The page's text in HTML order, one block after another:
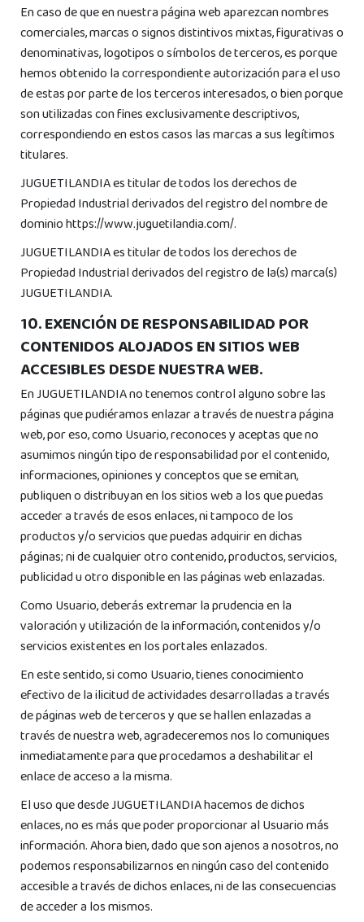
En caso de que en nuestra página web aparezcan nombres
comerciales, marcas o signos distintivos mixtas, figurativas o
denominativas, logotipos o símbolos de terceros, es porque
hemos obtenido la correspondiente autorización para el uso
de estas por parte de los terceros interesados, o bien porque
son utilizadas con fines exclusivamente descriptivos,
correspondiendo en estos casos las marcas a sus legítimos
titulares.
JUGUETILANDIA es titular de todos los derechos de
Propiedad Industrial derivados del registro del nombre de
dominio https://www.juguetilandia.com/.
JUGUETILANDIA es titular de todos los derechos de
Propiedad Industrial derivados del registro de la(s) marca(s)
JUGUETILANDIA.
10. EXENCIÓN DE RESPONSABILIDAD POR
CONTENIDOS ALOJADOS EN SITIOS WEB
ACCESIBLES DESDE NUESTRA WEB.
En JUGUETILANDIA no tenemos control alguno sobre las
páginas que pudiéramos enlazar a través de nuestra página
web, por eso, como Usuario, reconoces y aceptas que no
asumimos ningún tipo de responsabilidad por el contenido,
informaciones, opiniones y conceptos que se emitan,
publiquen o distribuyan en los sitios web a los que puedas
acceder a través de esos enlaces, ni tampoco de los
productos y/o servicios que puedas adquirir en dichas
páginas; ni de cualquier otro contenido, productos, servicios,
publicidad u otro disponible en las páginas web enlazadas.
Como Usuario, deberás extremar la prudencia en la
valoración y utilización de la información, contenidos y/o
servicios existentes en los portales enlazados.
En este sentido, si como Usuario, tienes conocimiento
efectivo de la ilicitud de actividades desarrolladas a través
de páginas web de terceros y que se hallen enlazadas a
través de nuestra web, agradeceremos nos lo comuniques
inmediatamente para que procedamos a deshabilitar el
enlace de acceso a la misma.
El uso que desde JUGUETILANDIA hacemos de dichos
enlaces, no es más que poder proporcionar al Usuario más
información. Ahora bien, dado que son ajenos a nosotros, no
podemos responsabilizarnos en ningún caso del contenido
accesible a través de dichos enlaces, ni de las consecuencias
de acceder a los mismos.